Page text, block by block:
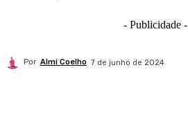
- Publicidade -
Por Almi Coelho 7 de junho de 2024